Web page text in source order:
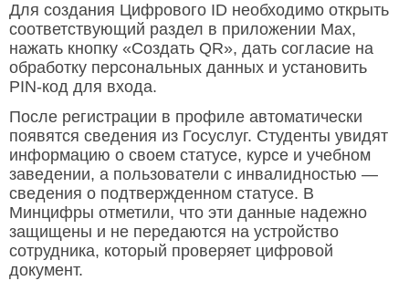
Для создания Цифрового ID необходимо открыть
соответствующий раздел в приложении Мах,
нажать кнопку «Создать QR», дать согласие на
обработку персональных данных и установить
PIN-код для входа.
После регистрации в профиле автоматически
появятся сведения из Госуслуг. Студенты увидят
информацию о своем статусе, курсе и учебном
заведении, а пользователи с инвалидностью —
сведения о подтвержденном статусе. В
Минцифры отметили, что эти данные надежно
защищены и не передаются на устройство
сотрудника, который проверяет цифровой
документ.